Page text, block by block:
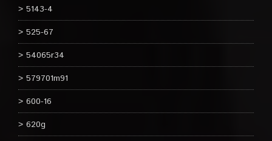
5143-4
525-67
54065r34
579701m91
600-16
620g